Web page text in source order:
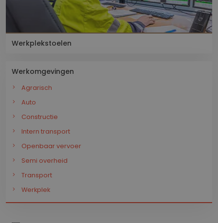
Werkplekstoelen
Werkomgevingen
Agrarisch
Auto
Constructie
Intern transport
Openbaar vervoer
Semi overheid
Transport
Werkplek